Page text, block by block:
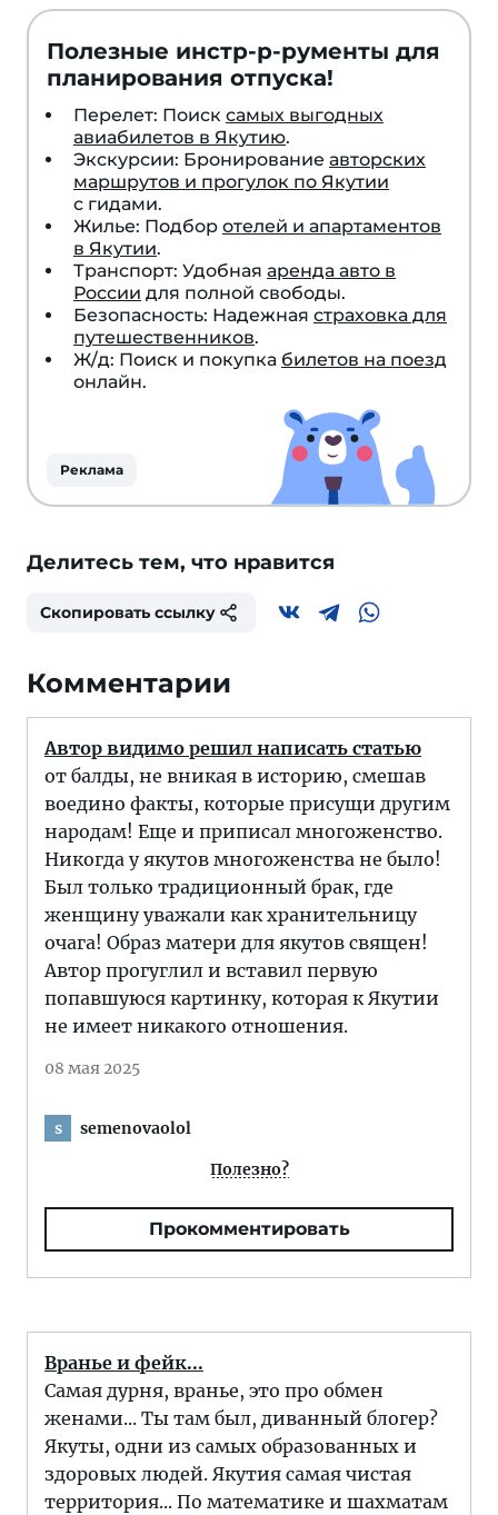
Полезные инстр-р-рументы для
планирования отпуска!
Перелет: Поиск самых выгодных
авиабилетов в Якутию.
Экскурсии: Бронирование авторских
маршрутов и прогулок по Якутии
с гидами.
Жилье: Подбор отелей и апартаментов
в Якутии.
Транспорт: Удобная аренда авто в
России для полной свободы.
Безопасность: Надежная страховка для
путешественников.
Ж/д: Поиск и покупка билетов на поезд
онлайн.
Реклама
Делитесь тем, что нравится
Скопировать ссылку
Комментарии
Автор видимо решил написать статью
от балды, не вникая в историю, смешав
воедино факты, которые присущи другим
народам! Еще и приписал многоженство.
Никогда у якутов многоженства не было!
Был только традиционный брак, где
женщину уважали как хранительницу
очага! Образ матери для якутов священ!
Автор прогуглил и вставил первую
попавшуюся картинку, которая к Якутии
не имеет никакого отношения.
08 мая 2025
s semenovaolol
Полезно?
Прокомментировать
Вранье и фейк...
Самая дурня, вранье, это про обмен
женами... Ты там был, диванный блогер?
Якуты, одни из самых образованных и
здоровых людей. Якутия самая чистая
территория... По математике и шахматам